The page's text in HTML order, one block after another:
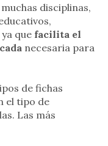
disciplinas,
que facilita el
necesaria para
de fichas
el tipo de
Las más